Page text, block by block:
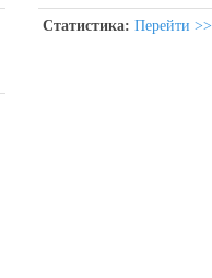
Статистика: Перейти >>